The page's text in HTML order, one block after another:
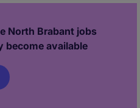
North Brabant jobs
become available